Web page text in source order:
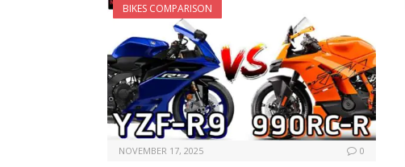
BIKES COMPARISON
NOVEMBER 17, 2025 0